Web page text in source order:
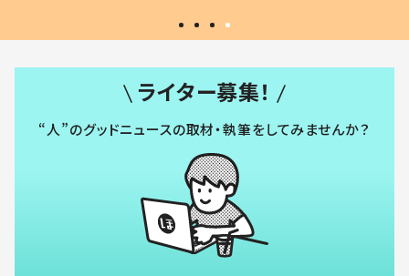
ライター募集！
“人”のグッドニュースの取材・執筆をしてみませんか？